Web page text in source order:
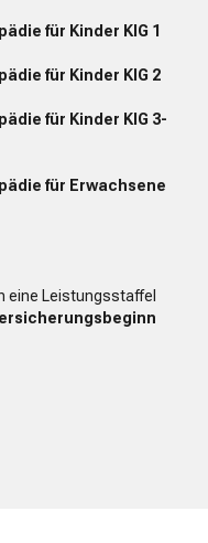
für Kinder KIG 1
für Kinder KIG 2
für Kinder KIG 3-
für Erwachsene
eine Leistungsstaffel